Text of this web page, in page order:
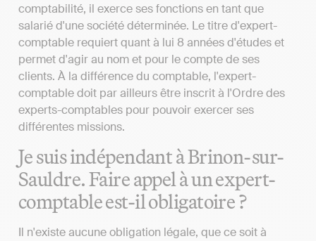
comptabilité, il exerce ses fonctions en tant que
salarié d'une société déterminée. Le titre d'expert-
comptable requiert quant à lui 8 années d'études et
permet d'agir au nom et pour le compte de ses
clients. À la différence du comptable, l'expert-
comptable doit par ailleurs être inscrit à l'Ordre des
experts-comptables pour pouvoir exercer ses
différentes missions.
Je suis indépendant à Brinon-sur-
Sauldre. Faire appel à un expert-
comptable est-il obligatoire ?
Il n'existe aucune obligation légale, que ce soit à